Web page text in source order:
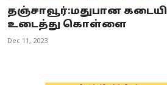
தஞ்சாவூர்:மதுபான
உடைத்து கொள்ளை
Dec 11, 2023